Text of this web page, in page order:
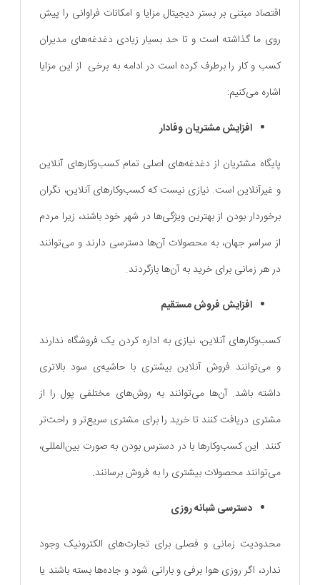
اقتصاد مبتنی بر بستر دیجیتال مزایا و امکانات فراوانی را پیش
روی ما گذاشته است و تا حد بسیار زیادی دغدغه‌های مدیران
کسب و کار را برطرف کرده است در ادامه به برخی از این مزایا
اشاره می‌کنیم:
افزایش مشتریان وفادار
پایگاه مشتریان از دغدغه‌های اصلی تمام کسب‌و‌کارهای آنلاین
و غیرآنلاین است. نیازی نیست که کسب‌و‌کارهای آنلاین، نگران
برخوردار بودن از بهترین ویژگی‌ها در شهر خود باشند، زیرا مردم
از سراسر جهان، به محصولات آن‌ها دسترسی دارند و می‌توانند
در هر زمانی برای خرید به آن‌ها بازگردند.
افزایش فروش مستقیم
کسب‌و‌کارهای آنلاین، نیازی به اداره کردن یک فروشگاه ندارند
و می‌توانند فروش آنلاین بیشتری با حاشیه‌ی سود بالاتری
داشته باشد. آن‌ها می‌توانند به روش‌های مختلفی پول را از
مشتری دریافت کنند تا خرید را برای مشتری سریع‌تر و راحت‌تر
کنند. این کسب‌و‌کارها با در دسترس بودن به صورت بین‌المللی،
می‌توانند محصولات بیشتری را به فروش برسانند.
دسترسی شبانه روزی
محدودیت زمانی و فصلی برای تجارت‌های الکترونیک وجود
ندارد، اگر روزی هوا برفی و بارانی شود و جاده‌ها بسته باشند یا